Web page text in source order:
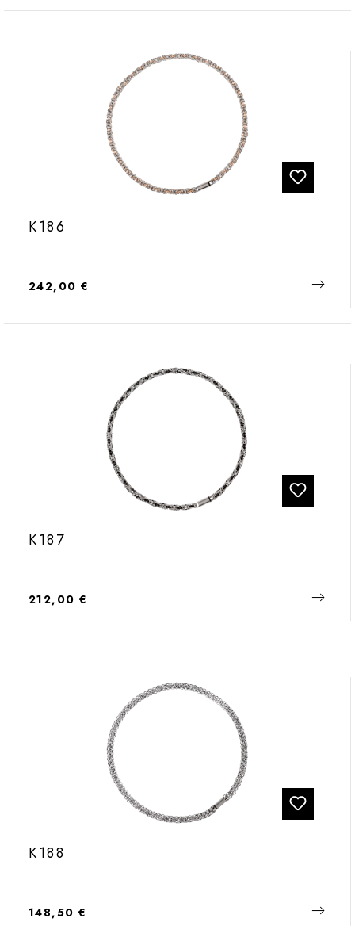
K186
Regulärer Preis:
242,00 €
K187
Regulärer Preis:
212,00 €
K188
Regulärer Preis:
148,50 €